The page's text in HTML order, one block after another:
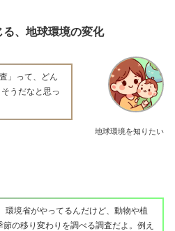
る、地球環境の変化
地球環境を知りたい
」って、どん
うだなと思っ
環境省がやってるんだけど、動物や植
節の移り変わりを調べる調査だよ。例え